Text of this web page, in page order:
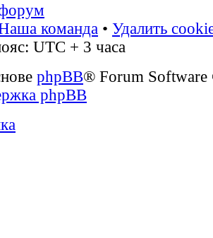
команда • Удалить
UTC + 3 часа
phpBB® Forum
phpBB